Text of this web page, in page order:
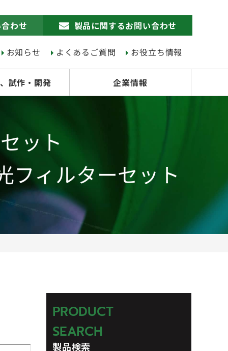
わせ 製品に関するお問い合わせ
お知らせ よくあるご質問 お役立ち情報
試作・開発 企業情報
ット
ィルターセット
PRODUCT
SEARCH
製品検索